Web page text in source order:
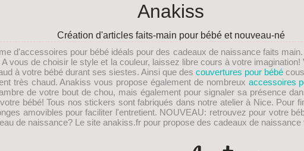
Anakiss
Création d'articles faits-main pour bébé et nouveau-né
d'accessoires pour bébé idéals pour des cadeaux de naissance faits main
A vous de choisir le style et la couleur, laissez libre cours à votre
à votre bébé durant ses siestes. Ainsi que descouvertures pour bébé
très chaud. Anakiss vous propose également de nombreux accessoires
de votre bout de chou, mais également pour signaler sa présence
bébé! Tous nos stickers sont fabriqués dans notre atelier à Nice. Pour
amovibles pour faciliter l'entretient. NOUVEAU: retrouvez pour votre
de naissance? Le site anakiss.fr pour propose des cadeaux de